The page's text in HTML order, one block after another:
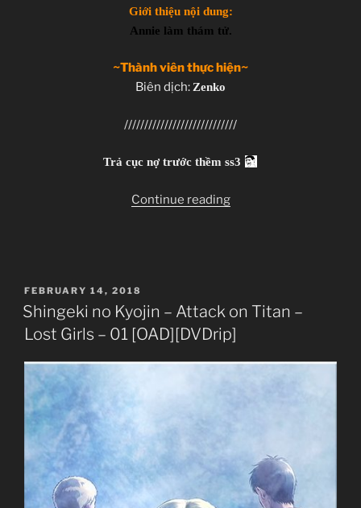
Giới thiệu nội dung:
Annie làm thám tử.
~Thành viên thực hiện~
Biên dịch:Zenko
////////////////////////////
Trả cục nợ trước thềm ss3
Continue reading“Shingeki
Titan
–
POSTED
ON
FEBRUARY 14, 2018
Shingeki no Kyojin – Attack on Titan –
Lost Girls – 01 [OAD][DVDrip]